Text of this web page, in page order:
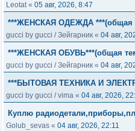
Leotat« 05 авг, 2026, 8:47
***ЖЕНСКАЯ ОДЕЖДА ***(общая
gucci by gucci /Зейгарник « 04 авг,
***ЖЕНСКАЯ ОБУВЬ***(общая
gucci by gucci /Зейгарник « 04 авг,
***БЫТОВАЯ ТЕХНИКА И
gucci by gucci /vima « 04 авг, 2026,
Куплю
Golub_sevas « 04 авг, 2026, 22:11